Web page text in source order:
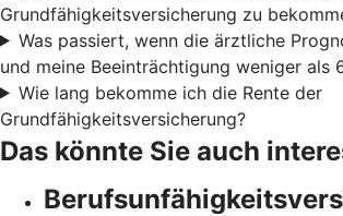
Grundfähigkeitsversicherung zu
Was passiert, wenn die ärztliche
und meine Beeinträchtigung weniger als
Wie lang bekomme ich die Rente der
Grundfähigkeitsversicherung?
Das könnte Sie auch